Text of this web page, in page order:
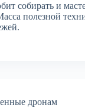
собирать и
полезной
дронам